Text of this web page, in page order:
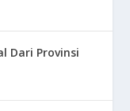
Dari Provinsi